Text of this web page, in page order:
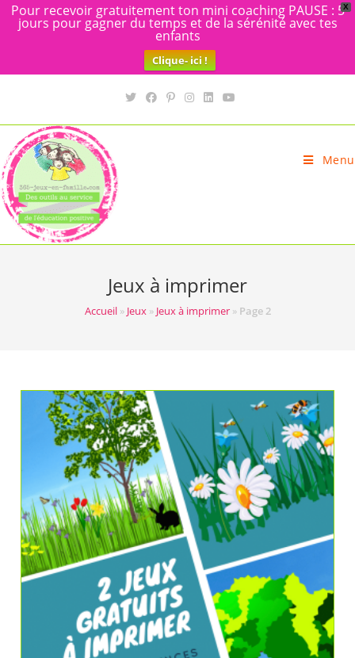
X
Pour recevoir gratuitement ton mini coaching PAUSE : 5
jours pour gagner du temps et de la sérénité avec tes
enfants
Clique- ici !
Menu
Jeux à imprimer
Accueil» Jeux» Jeux à imprimer» Page 2